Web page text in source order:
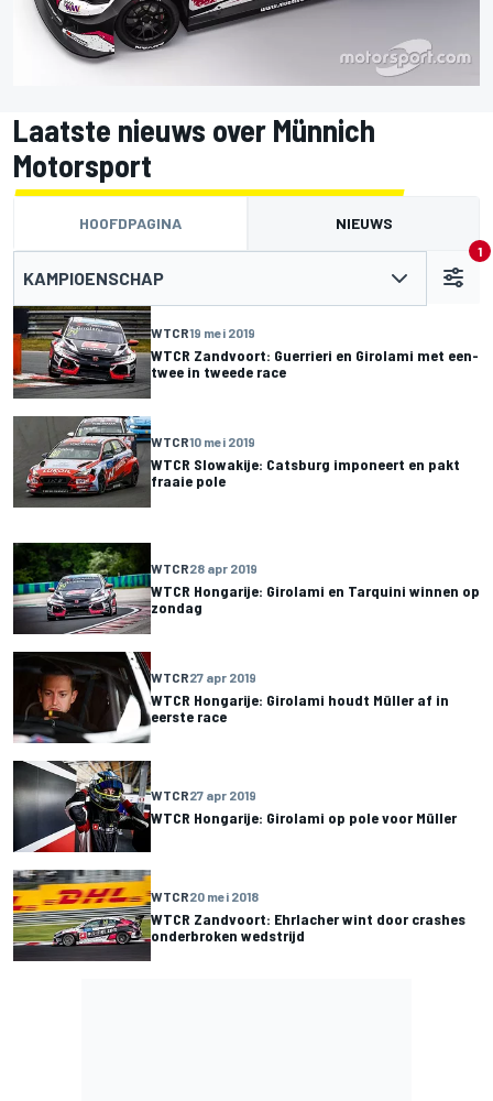
Laatste nieuws over Münnich
Motorsport
HOOFDPAGINA NIEUWS
KAMPIOENSCHAP
1
WTCR19 mei 2019
WTCR Zandvoort: Guerrieri en Girolami met een-
twee in tweede race
WTCR10 mei 2019
WTCR Slowakije: Catsburg imponeert en pakt
fraaie pole
WTCR28 apr 2019
WTCR Hongarije: Girolami en Tarquini winnen op
zondag
WTCR27 apr 2019
WTCR Hongarije: Girolami houdt Müller af in
eerste race
WTCR27 apr 2019
WTCR Hongarije: Girolami op pole voor Müller
WTCR20 mei 2018
WTCR Zandvoort: Ehrlacher wint door crashes
onderbroken wedstrijd